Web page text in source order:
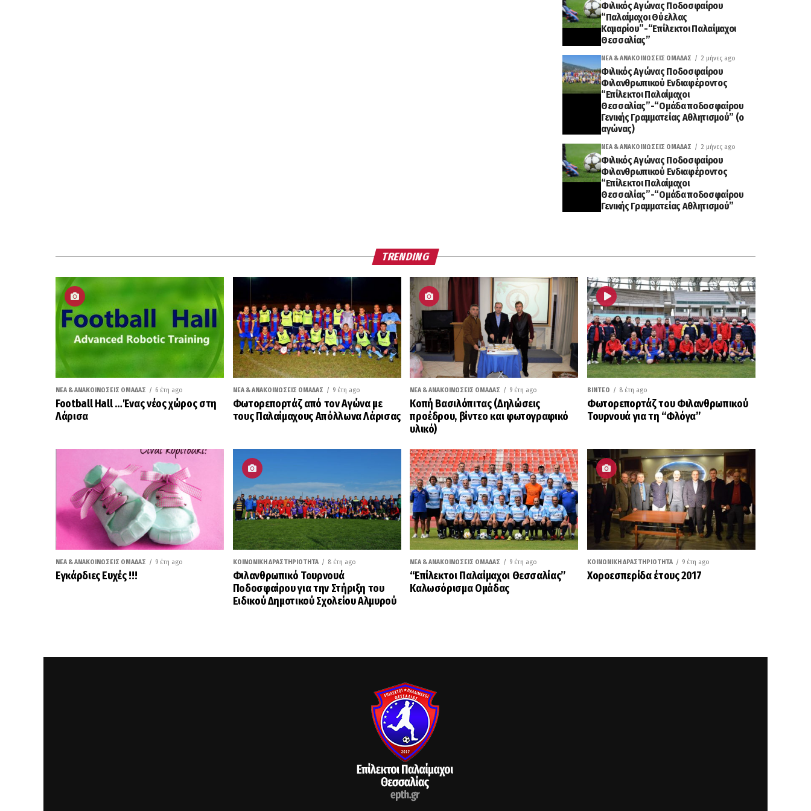
Φιλικός Αγώνας Ποδοσφαίρου
“Παλαίμαχοι Θύελλας
Καμαρίου”-“Επίλεκτοι Παλαίμαχοι
Θεσσαλίας”
ΝΈΑ & ΑΝΑΚΟΙΝΏΣΕΙΣ ΟΜΆΔΑΣ 2 μήνες ago
Φιλικός Αγώνας Ποδοσφαίρου
Φιλανθρωπικού Ενδιαφέροντος
“Επίλεκτοι Παλαίμαχοι
Θεσσαλίας”-“Ομάδα ποδοσφαίρου
Γενικής Γραμματείας Αθλητισμού” (ο
αγώνας)
ΝΈΑ & ΑΝΑΚΟΙΝΏΣΕΙΣ ΟΜΆΔΑΣ 2 μήνες ago
Φιλικός Αγώνας Ποδοσφαίρου
Φιλανθρωπικού Ενδιαφέροντος
“Επίλεκτοι Παλαίμαχοι
Θεσσαλίας”-“Ομάδα ποδοσφαίρου
Γενικής Γραμματείας Αθλητισμού”
TRENDING
ΝΈΑ & ΑΝΑΚΟΙΝΏΣΕΙΣ ΟΜΆΔΑΣ 6 έτη ago
Football Hall …Ένας νέος χώρος στη
Λάρισα
ΝΈΑ & ΑΝΑΚΟΙΝΏΣΕΙΣ ΟΜΆΔΑΣ 9 έτη ago
Φωτορεπορτάζ από τον Αγώνα με
τους Παλαίμαχους Απόλλωνα Λάρισας
ΝΈΑ & ΑΝΑΚΟΙΝΏΣΕΙΣ ΟΜΆΔΑΣ 9 έτη ago
Κοπή Βασιλόπιτας (Δηλώσεις
προέδρου, βίντεο και φωτογραφικό
υλικό)
ΒΊΝΤΕΟ 8 έτη ago
Φωτορεπορτάζ του Φιλανθρωπικού
Τουρνουά για τη “Φλόγα”
ΝΈΑ & ΑΝΑΚΟΙΝΏΣΕΙΣ ΟΜΆΔΑΣ 9 έτη ago
Εγκάρδιες Ευχές !!!
ΚΟΙΝΩΝΙΚΉ ΔΡΑΣΤΗΡΙΌΤΗΤΑ 8 έτη ago
Φιλανθρωπικό Τουρνουά
Ποδοσφαίρου για την Στήριξη του
Ειδικού Δημοτικού Σχολείου Αλμυρού
ΝΈΑ & ΑΝΑΚΟΙΝΏΣΕΙΣ ΟΜΆΔΑΣ 9 έτη ago
“Επίλεκτοι Παλαίμαχοι Θεσσαλίας”
Καλωσόρισμα Ομάδας
ΚΟΙΝΩΝΙΚΉ ΔΡΑΣΤΗΡΙΌΤΗΤΑ 9 έτη ago
Χοροεσπερίδα έτους 2017